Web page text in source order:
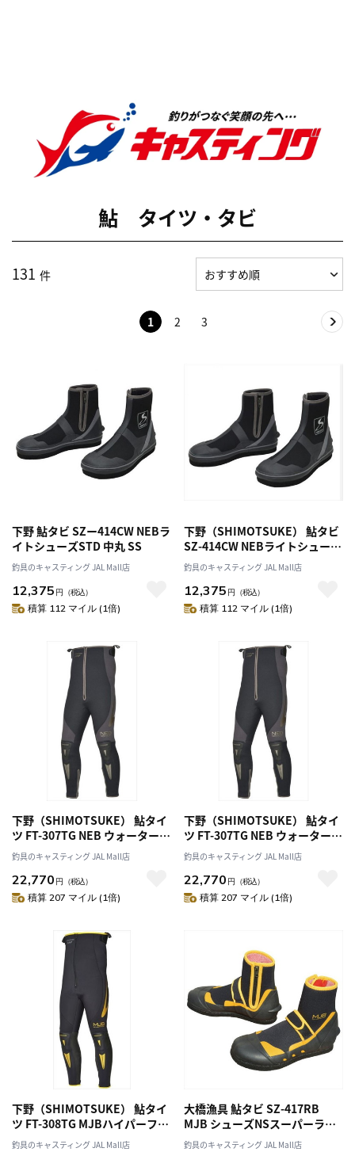
鮎 タイツ・タビ
131 件
1 2 3
下野 鮎タビ SZー414CW NEBラ
イトシューズSTD 中丸 SS
釣具のキャスティング JAL Mall店
12,375 円 （税込）
積算 112 マイル (1倍)
下野（SHIMOTSUKE） 鮎タビ
SZ-414CW NEBライトシューズ
STD 中丸 3L
釣具のキャスティング JAL Mall店
12,375 円 （税込）
積算 112 マイル (1倍)
下野（SHIMOTSUKE） 鮎タイ
ツ FT-307TG NEB ウォータース
ルータイツTG MA
釣具のキャスティング JAL Mall店
22,770 円 （税込）
積算 207 マイル (1倍)
下野（SHIMOTSUKE） 鮎タイ
ツ FT-307TG NEB ウォータース
ルータイツTG LA
釣具のキャスティング JAL Mall店
22,770 円 （税込）
積算 207 マイル (1倍)
下野（SHIMOTSUKE） 鮎タイ
ツ FT-308TG MJBハイパーフィ
ットタイツTG LA
釣具のキャスティング JAL Mall店
大橋漁具 鮎タビ SZ-417RB
MJB シューズNSスーパーライ
トRB 中割 3L
釣具のキャスティング JAL Mall店